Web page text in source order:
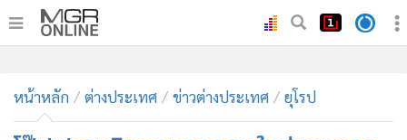
• ทันเหตุการณ์
• ภาคใต้
หน้าหลัก ต่างประเทศ ข่าวต่างประเทศ ยุโรป